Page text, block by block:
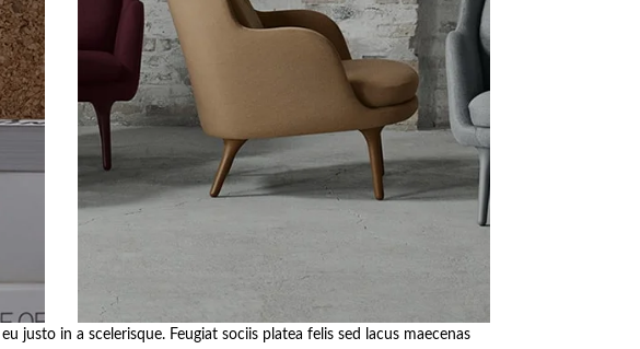
justo in a scelerisque. Feugiat sociis platea felis sed lacus maecenas